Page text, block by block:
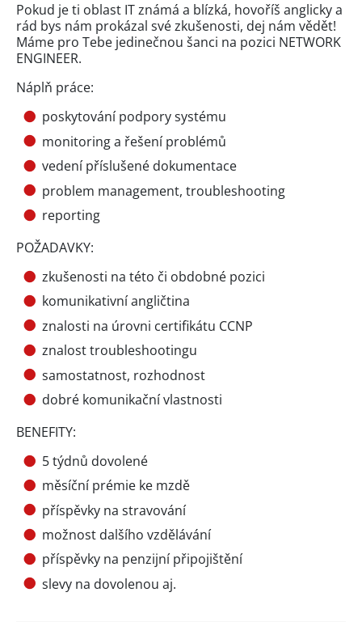
Pokud je ti oblast IT známá a blízká, hovoříš anglicky a
rád bys nám prokázal své zkušenosti, dej nám vědět!
Máme pro Tebe jedinečnou šanci na pozici NETWORK
ENGINEER.
Náplň práce:
poskytování podpory systému
monitoring a řešení problémů
vedení příslušené dokumentace
problem management, troubleshooting
reporting
POŽADAVKY:
zkušenosti na této či obdobné pozici
komunikativní angličtina
znalosti na úrovni certifikátu CCNP
znalost troubleshootingu
samostatnost, rozhodnost
dobré komunikační vlastnosti
BENEFITY:
5 týdnů dovolené
měsíční prémie ke mzdě
příspěvky na stravování
možnost dalšího vzdělávání
příspěvky na penzijní připojištění
slevy na dovolenou aj.